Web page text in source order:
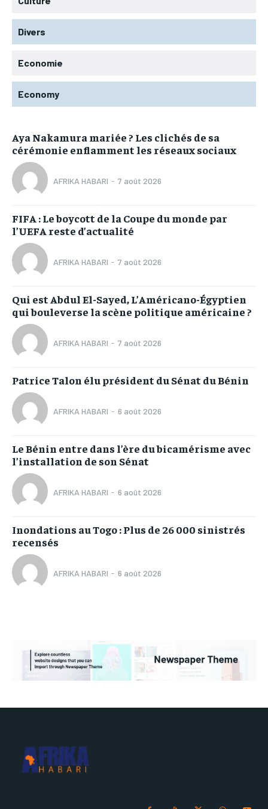
Divers
Economie
Economy
Aya Nakamura mariée ? Les clichés de sa
cérémonie enflamment les réseaux sociaux
AFRIKA HABARI - 7 août 2026
FIFA : Le boycott de la Coupe du monde par
l’UEFA reste d’actualité
AFRIKA HABARI - 7 août 2026
Qui est Abdul El-Sayed, L’Américano-Égyptien
qui bouleverse la scène politique américaine ?
AFRIKA HABARI - 7 août 2026
Patrice Talon élu président du Sénat du Bénin
AFRIKA HABARI - 6 août 2026
Le Bénin entre dans l’ère du bicamérisme avec
l’installation de son Sénat
AFRIKA HABARI - 6 août 2026
Inondations au Togo : Plus de 26 000 sinistrés
recensés
AFRIKA HABARI - 6 août 2026